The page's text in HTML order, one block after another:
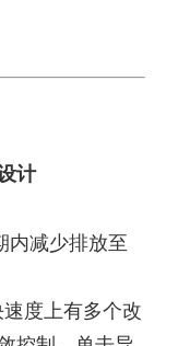
计
内减少排放至
度上有多个改